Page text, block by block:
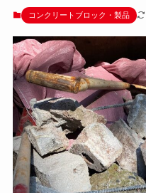
コンクリートブロック・製品